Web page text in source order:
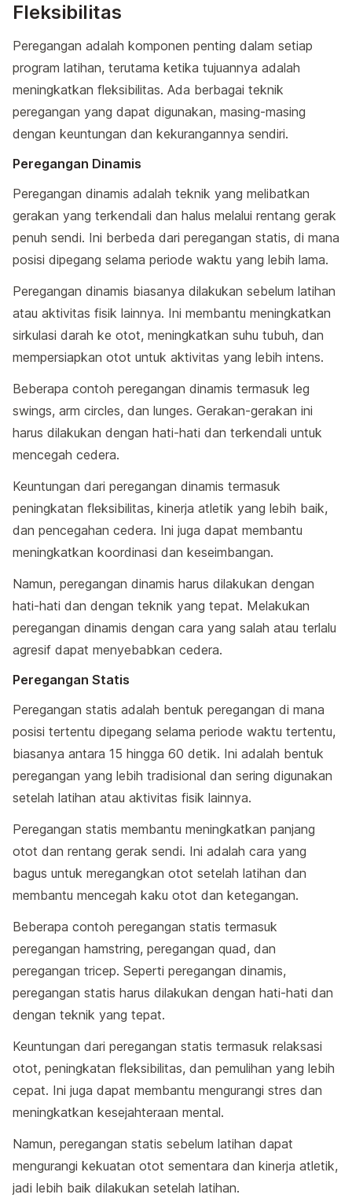
Fleksibilitas
Peregangan adalah komponen penting dalam setiap
program latihan, terutama ketika tujuannya adalah
meningkatkan fleksibilitas. Ada berbagai teknik
peregangan yang dapat digunakan, masing-masing
dengan keuntungan dan kekurangannya sendiri.
Peregangan Dinamis
Peregangan dinamis adalah teknik yang melibatkan
gerakan yang terkendali dan halus melalui rentang gerak
penuh sendi. Ini berbeda dari peregangan statis, di mana
posisi dipegang selama periode waktu yang lebih lama.
Peregangan dinamis biasanya dilakukan sebelum latihan
atau aktivitas fisik lainnya. Ini membantu meningkatkan
sirkulasi darah ke otot, meningkatkan suhu tubuh, dan
mempersiapkan otot untuk aktivitas yang lebih intens.
Beberapa contoh peregangan dinamis termasuk leg
swings, arm circles, dan lunges. Gerakan-gerakan ini
harus dilakukan dengan hati-hati dan terkendali untuk
mencegah cedera.
Keuntungan dari peregangan dinamis termasuk
peningkatan fleksibilitas, kinerja atletik yang lebih baik,
dan pencegahan cedera. Ini juga dapat membantu
meningkatkan koordinasi dan keseimbangan.
Namun, peregangan dinamis harus dilakukan dengan
hati-hati dan dengan teknik yang tepat. Melakukan
peregangan dinamis dengan cara yang salah atau terlalu
agresif dapat menyebabkan cedera.
Peregangan Statis
Peregangan statis adalah bentuk peregangan di mana
posisi tertentu dipegang selama periode waktu tertentu,
biasanya antara 15 hingga 60 detik. Ini adalah bentuk
peregangan yang lebih tradisional dan sering digunakan
setelah latihan atau aktivitas fisik lainnya.
Peregangan statis membantu meningkatkan panjang
otot dan rentang gerak sendi. Ini adalah cara yang
bagus untuk meregangkan otot setelah latihan dan
membantu mencegah kaku otot dan ketegangan.
Beberapa contoh peregangan statis termasuk
peregangan hamstring, peregangan quad, dan
peregangan tricep. Seperti peregangan dinamis,
peregangan statis harus dilakukan dengan hati-hati dan
dengan teknik yang tepat.
Keuntungan dari peregangan statis termasuk relaksasi
otot, peningkatan fleksibilitas, dan pemulihan yang lebih
cepat. Ini juga dapat membantu mengurangi stres dan
meningkatkan kesejahteraan mental.
Namun, peregangan statis sebelum latihan dapat
mengurangi kekuatan otot sementara dan kinerja atletik,
jadi lebih baik dilakukan setelah latihan.